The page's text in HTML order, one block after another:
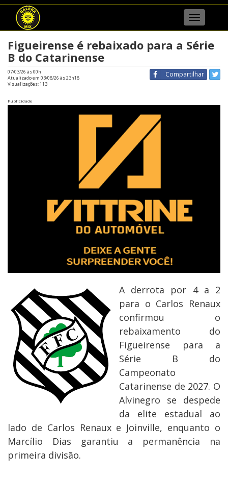
Menu
Figueirense é rebaixado para a Série
B do Catarinense
Compartilhar
07/03/26 às 00h
Atualizado em 03/08/26 às 23h18
Visualizações:113
Publicidade
A derrota por 4 a 2
para o Carlos Renaux
confirmou o
rebaixamento do
Figueirense para a
Série B do
Campeonato
Catarinense de 2027. O
Alvinegro se despede
da elite estadual ao
lado de Carlos Renaux e Joinville, enquanto o
Marcílio Dias garantiu a permanência na
primeira divisão.